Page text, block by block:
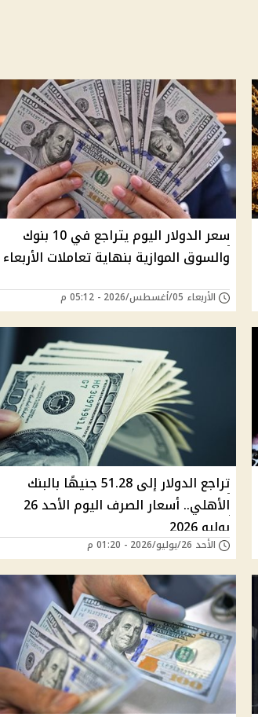
سعر الدولار اليوم يتراجع في 10 بنوك
والسوق الموازية بنهاية تعاملات الأربعاء
الأربعاء 05/أغسطس/2026 - 05:12 م
تراجع الدولار إلى 51.28 جنيهًا بالبنك
الأهلي.. أسعار الصرف اليوم الأحد 26
يوليو 2026
الأحد 26/يوليو/2026 - 01:20 م